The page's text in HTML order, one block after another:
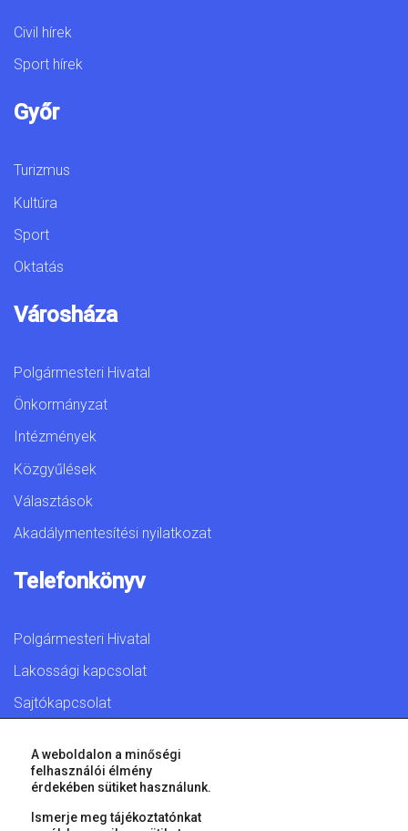
Civil hírek
Sport hírek
Győr
Turizmus
Kultúra
Sport
Oktatás
Városháza
Polgármesteri Hivatal
Önkormányzat
Intézmények
Közgyűlések
Választások
Akadálymentesítési nyilatkozat
Telefonkönyv
Polgármesteri Hivatal
Lakossági kapcsolat
Sajtókapcsolat
© 2026 Győr Megyei Jogú Város • Minden jog fenntartva!
A weboldalon a minőségi
felhasználói élmény
érdekében sütiket használunk.
Ismerje meg tájékoztatónkat